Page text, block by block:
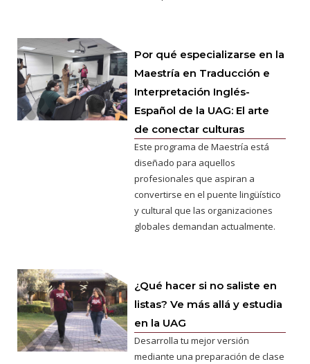
Por qué especializarse en la
Maestría en Traducción e
Interpretación Inglés-
Español de la UAG: El arte
de conectar culturas
Este programa de Maestría está
diseñado para aquellos
profesionales que aspiran a
convertirse en el puente lingüístico
y cultural que las organizaciones
globales demandan actualmente.
¿Qué hacer si no saliste en
listas? Ve más allá y estudia
en la UAG
Desarrolla tu mejor versión
mediante una preparación de clase